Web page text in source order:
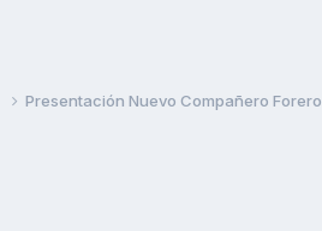
Presentación Nuevo Compañero Forero